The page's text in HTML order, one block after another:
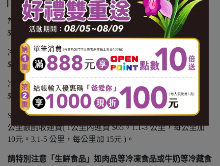
常溫商品：黑貓常溫宅配 $1200 免運，未滿 $1200 酌收
$100 運費。
冷凍商品：黑貓冷凍宅配 $1500 免運，未滿 $1500 酌收
$150 運費。
冷藏商品：黑貓冷藏宅配 $1500 免運，未滿 $1500 酌收
$150 運費。
SANTA GO 外送：不分溫層 $799 免運，未滿 $799 以實際
公里數酌收運費( 1公里內運費 $65。1.1-3 公里，每公里加
10元。3.1-5 公里，每公里加 15元 )。
請特別注意「生鮮食品」如肉品等冷凍食品或牛奶等冷藏食